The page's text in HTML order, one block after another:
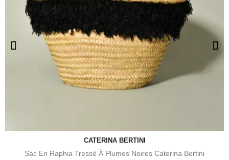
CATERINA BERTINI
Sac En Raphia Tressé À Plumes Noires Caterina Bertini